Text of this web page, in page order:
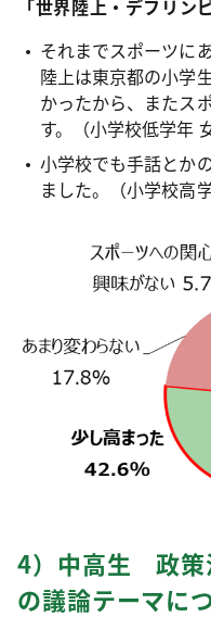
「世界陸上・デフリ
それまでスポーツに
陸上は東京都の小学
かったから、またス
す。（小学校低学年
小学校でも手話とか
ました。（小学校高
4）中高生 政策
の議論テーマに